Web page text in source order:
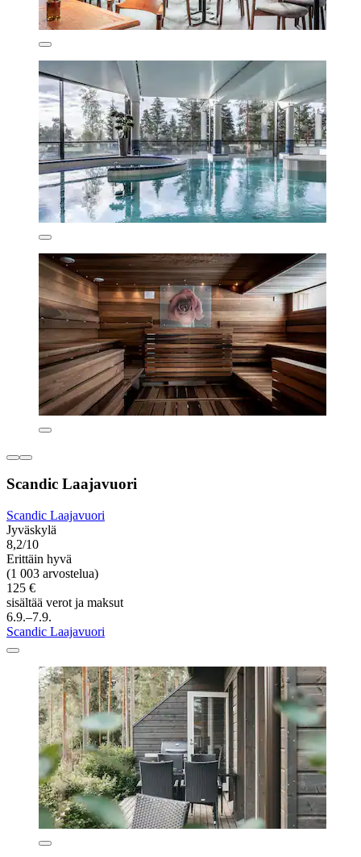
Scandic Laajavuori
Scandic Laajavuori
Jyväskylä
8,2/10
Erittäin hyvä
(1 003 arvostelua)
125 €
sisältää verot ja maksut
6.9.–7.9.
Scandic Laajavuori